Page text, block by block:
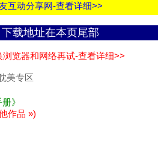
互动分享网-查看详细>>
载地址在本页尾部
览器和网络再试-查看详细>>
美专区
》
作品 »)